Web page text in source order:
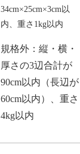
34cm×25cm×3cm以
内、重さ1kg以内
規格外：縦・横・
厚さの3辺合計が
90cm以内（長辺が
60cm以内）、重さ
4kg以内